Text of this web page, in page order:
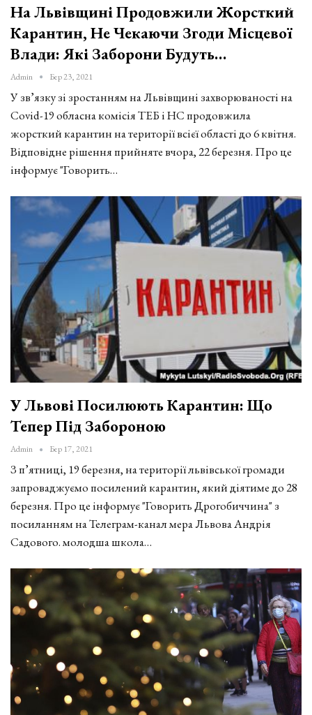
На Львівщині Продовжили Жорсткий
Карантин, Не Чекаючи Згоди Місцевої
Влади: Які Заборони Будуть…
Admin Бер 23, 2021
У зв’язку зі зростанням на Львівщині захворюваності на
Covid-19 обласна комісія ТЕБ і НС продовжила
жорсткий карантин на території всієї області до 6 квітня.
Відповідне рішення прийняте вчора, 22 березня. Про це
інформує "Говорить…
У Львові Посилюють Карантин: Що
Тепер Під Забороною
Admin Бер 17, 2021
З п’ятниці, 19 березня, на території львівської громади
запроваджуємо посилений карантин, який діятиме до 28
березня. Про це інформує "Говорить Дрогобиччина" з
посиланням на Телеграм-канал мера Львова Андрія
Садового. молодша школа…